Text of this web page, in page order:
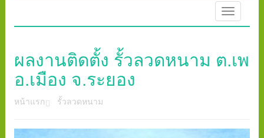
Toggle
ผลงานติดตั้ง รั้วลวดหนาม ต.เพ
อ.เมือง จ.ระยอง
หน้าแรก รั้วลวดหนาม